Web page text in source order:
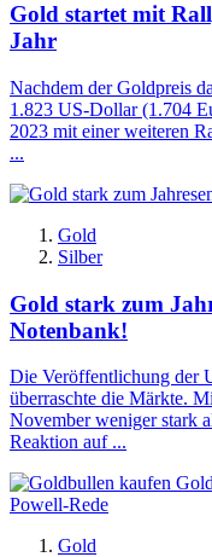
Gold startet mit
Jahr
Nachdem der Goldpreis
1.823 US-Dollar (1.704
2023 mit einer weiteren
...
Gold
Silber
Gold stark zum
Notenbank!
Die Veröffentlichung der
überraschte die Märkte.
November weniger stark
Reaktion auf ...
Gold